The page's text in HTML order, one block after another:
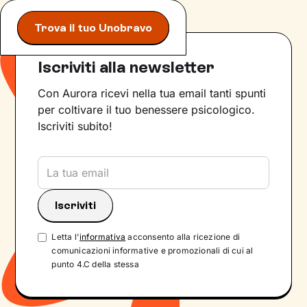
Trova il tuo Unobravo
Iscriviti alla newsletter
Con Aurora ricevi nella tua email tanti spunti
per coltivare il tuo benessere psicologico.
Iscriviti subito!
Letta l'informativa acconsento alla ricezione di
comunicazioni informative e promozionali di cui al
punto 4.C della stessa